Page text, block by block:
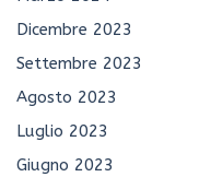
Dicembre 2023
Settembre 2023
Agosto 2023
Luglio 2023
Giugno 2023